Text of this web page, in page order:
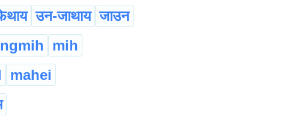
उन-जाथाय जाउन
mih
mahei